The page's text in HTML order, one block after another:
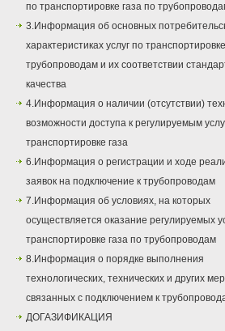
по транспортировке газа по
3.Информация об основных
характеристиках услуг по
трубопроводам и их соответствии
качества
4.Информация о наличии (отсутствии)
возможности доступа к регулируемым
транспортировке газа
6.Информация о регистрации и ходе
заявок на подключение к трубопроводам
7.Информация об условиях, на которых
осуществляется оказание регулируемых
транспортировке газа по трубопроводам
8.Информация о порядке выполнения
технологических, технических и других
связанных с подключением к
ДОГАЗИФИКАЦИЯ